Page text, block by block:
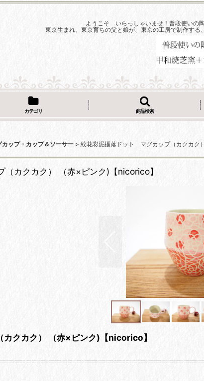
ようこそ いらっしゃいませ！普段使いの
東京生まれ、東京育ちの父と娘が、東京の工房で制作する
カテゴリ 商品検索
カップ・カップ＆ソーサー > 紋花彩泥掻落ドット マグカップ（カクカク
カクカク） （赤×ピンク)【nicorico】
クカク） （赤×ピンク)【nicorico】